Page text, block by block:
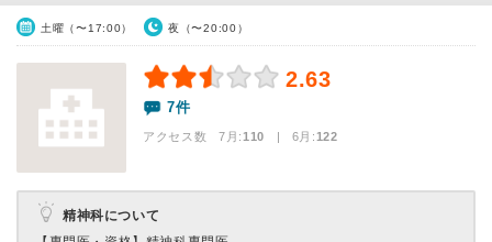
土曜（〜17:00） 夜（〜20:00）
2.63
7件
アクセス数 7月:110 | 6月:122
精神科について